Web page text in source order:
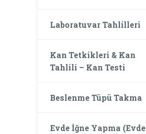
Laboratuvar Tahlilleri
Kan Tetkikleri & Kan
Tahlili – Kan Testi
Beslenme Tüpü Takma
Evde İğne Yapma (Evde